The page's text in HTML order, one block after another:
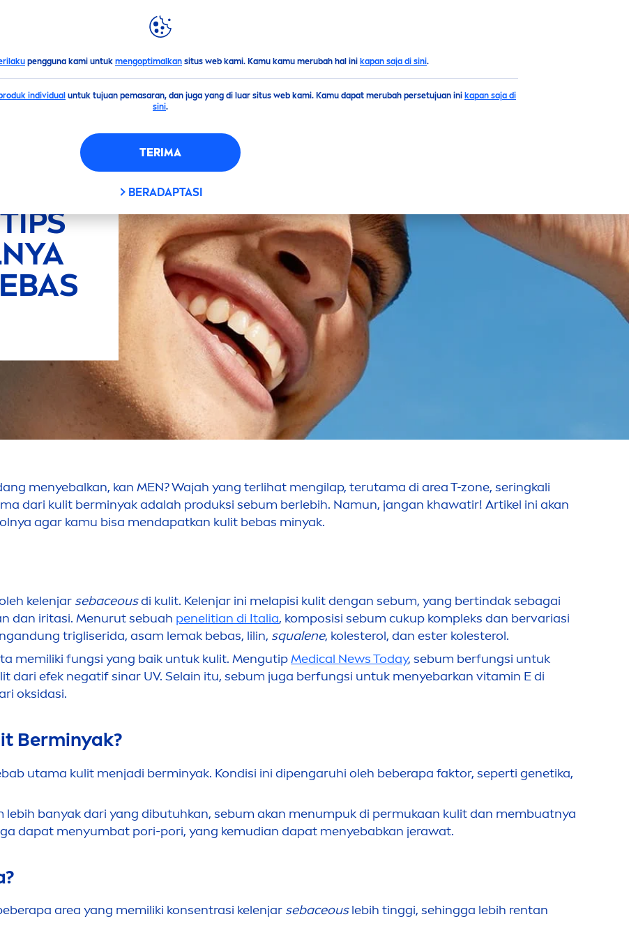
pengguna kami untuk mengoptimalkansitus web kami. Kamu kamu merubah hal ini kapan saja di sini.
individual untuk tujuan pemasaran, dan juga yang di luar situs web kami. Kamu dapat merubah persetujuan ini kapan saja di
sini.
TERIMA
BERADAPTASI
menyebalkan, kan MEN? Wajah yang terlihat mengilap, terutama di area T-zone, seringkali
dari kulit berminyak adalah produksi sebum berlebih. Namun, jangan khawatir! Artikel ini akan
agar kamu bisa mendapatkan kulit bebas minyak.
kelenjar sebaceousdi kulit. Kelenjar ini melapisi kulit dengan sebum, yang bertindak sebagai
dan iritasi. Menurut sebuah penelitian di Italia, komposisi sebum cukup kompleks dan bervariasi
gandung trigliserida, asam lemak bebas, lilin, squalene, kolesterol, dan ester kolesterol.
memiliki fungsi yang baik untuk kulit. MengutipMedical News Today, sebum berfungsi untuk
dari efek negatif sinar UV. Selain itu, sebum juga berfungsi untuk menyebarkan vitamin E di
oksidasi.
Berminyak?
utama kulit menjadi berminyak. Kondisi ini dipengaruhi oleh beberapa faktor, seperti genetika,
banyak dari yang dibutuhkan, sebum akan menumpuk di permukaan kulit dan membuatnya
dapat menyumbat pori-pori, yang kemudian dapat menyebabkan jerawat.
area yang memiliki konsentrasi kelenjar sebaceouslebih tinggi, sehingga lebih rentan